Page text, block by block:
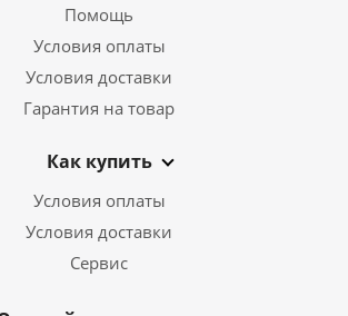
Помощь
Условия оплаты
Условия доставки
Гарантия на товар
Как купить
Условия оплаты
Условия доставки
Сервис